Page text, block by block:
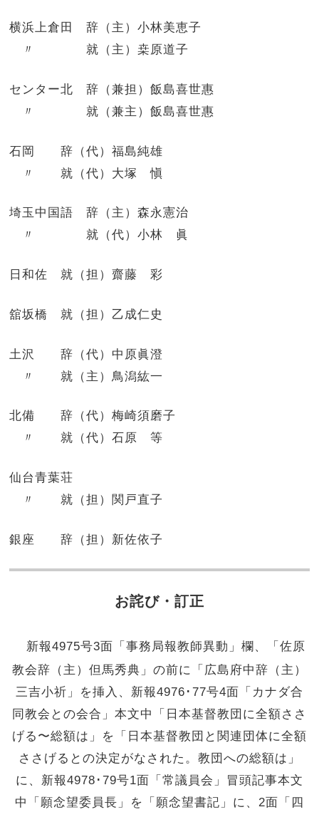
横浜上倉田 辞（主）小林美恵子
〃 就（主）桒原道子
センター北 辞（兼担）飯島喜世惠
〃 就（兼主）飯島喜世惠
石岡 辞（代）福島純雄
〃 就（代）大塚 愼
埼玉中国語 辞（主）森永憲治
〃 就（代）小林 眞
日和佐 就（担）齋藤 彩
舘坂橋 就（担）乙成仁史
土沢 辞（代）中原眞澄
〃 就（主）鳥潟紘一
北備 辞（代）梅崎須磨子
〃 就（代）石原 等
仙台青葉荘
〃 就（担）関戸直子
銀座 辞（担）新佐依子
お詫び・訂正
新報4975号3面「事務局報教師異動」欄、「佐原
教会辞（主）但馬秀典」の前に「広島府中辞（主）
三吉小祈」を挿入、新報4976･77号4面「カナダ合
同教会との会合」本文中「日本基督教団に全額ささ
げる〜総額は」を「日本基督教団と関連団体に全額
ささげるとの決定がなされた。教団への総額は」
に、新報4978･79号1面「常議員会」冒頭記事本文
中「願念望委員長」を「願念望書記」に、2面「四